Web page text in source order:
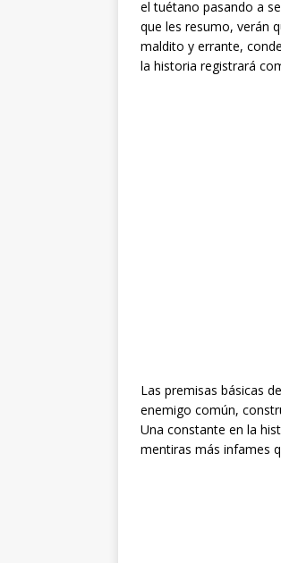
el tuétano pasando a
que les resumo, verán
maldito y errante,
la historia registrará
Las premisas básicas
enemigo común,
Una constante en la
mentiras más infames